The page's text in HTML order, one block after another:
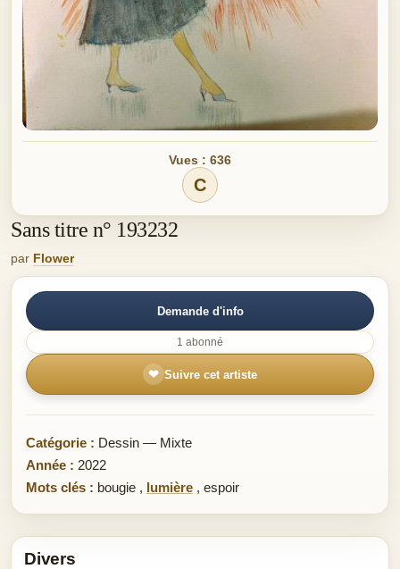
Vues : 636
C
Sans titre n° 193232
par Flower
Demande d'info
1 abonné
❤ Suivre cet artiste
Catégorie : Dessin — Mixte
Année : 2022
Mots clés : bougie , lumière , espoir
Divers